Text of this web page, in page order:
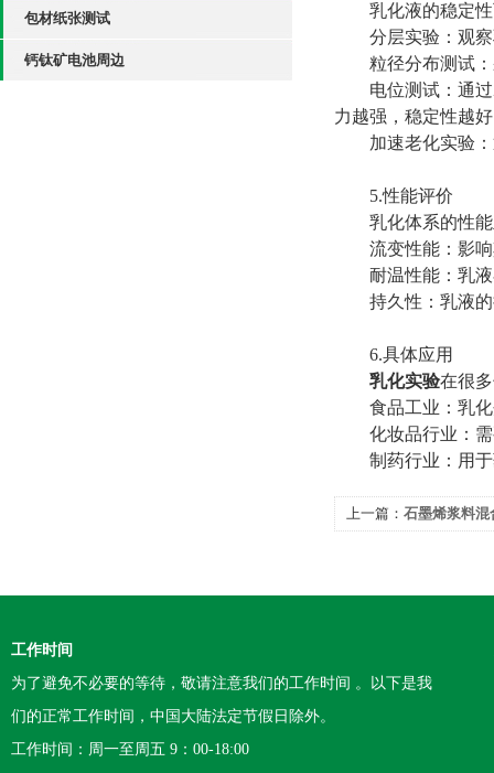
包材纸张测试
钙钛矿电池周边
乳化液的稳定性
分层实验：观察
粒径分布测试：
电位测试：通过
力越强，稳定性越
加速老化实验：
5.性能评价
乳化体系的性能
流变性能：影响
耐温性能：乳液
持久性：乳液的
6.具体应用
乳化实验在很
食品工业：乳化
化妆品行业：需
制药行业：用于
上一篇： 石墨烯浆料混
工作时间
为了避免不必要的等待，敬请注意我们的工作时间 。以下是我
们的正常工作时间，中国大陆法定节假日除外。
工作时间：周一至周五 9：00-18:00